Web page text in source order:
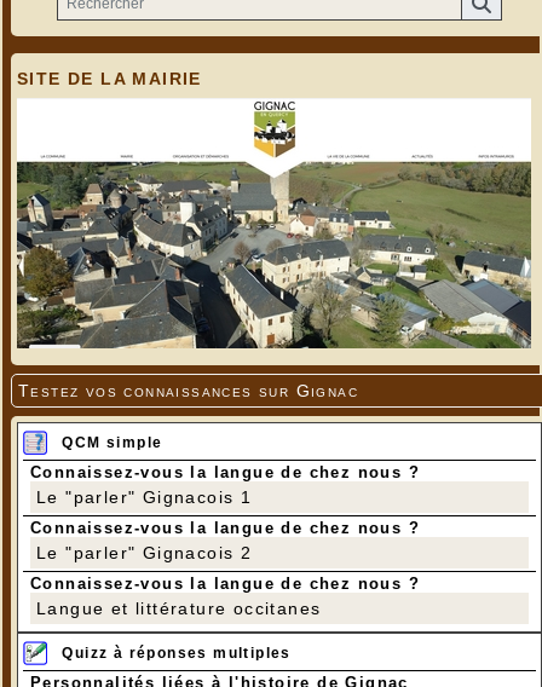
SITE DE LA MAIRIE
Testez vos connaissances sur Gignac
QCM simple
Connaissez-vous la langue de chez nous ?
Le "parler" Gignacois 1
Connaissez-vous la langue de chez nous ?
Le "parler" Gignacois 2
Connaissez-vous la langue de chez nous ?
Langue et littérature occitanes
Quizz à réponses multiples
Personnalités liées à l'histoire de Gignac